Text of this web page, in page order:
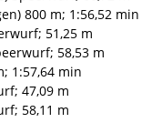
800 m; 1:56,52 min
51,25 m
58,53 m
1:57,64 min
47,09 m
58,11 m